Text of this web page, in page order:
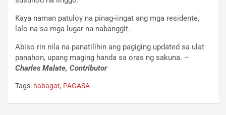
Kaya naman patuloy na pinag-iingat ang mga residente,
lalo na sa mga lugar na nabanggit.
Abiso rin nila na panatilihin ang pagiging updated sa ulat
panahon, upang maging handa sa oras ng sakuna. –
Charles Malate, Contributor
Tags: habagat, PAGASA